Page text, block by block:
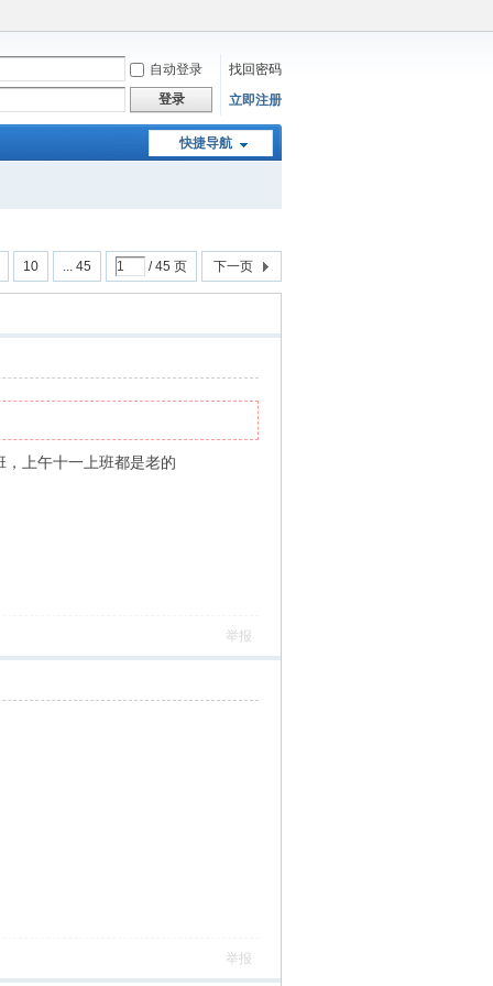
自动登录
找回密码
登录
立即注册
快捷导航
10 ... 45 / 45 页 下一页
上午十一上班都是老的
举报
举报